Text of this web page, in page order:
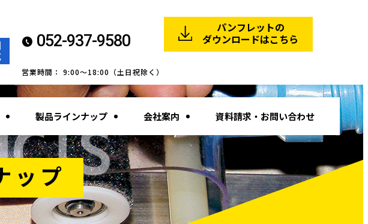
052-937-9580
営業時間： 9:00～18:00（土日祝除く）
パンフレットの
ダウンロードはこちら
製品ラインナップ 会社案内 資料請求・お問い合わせ
ップ